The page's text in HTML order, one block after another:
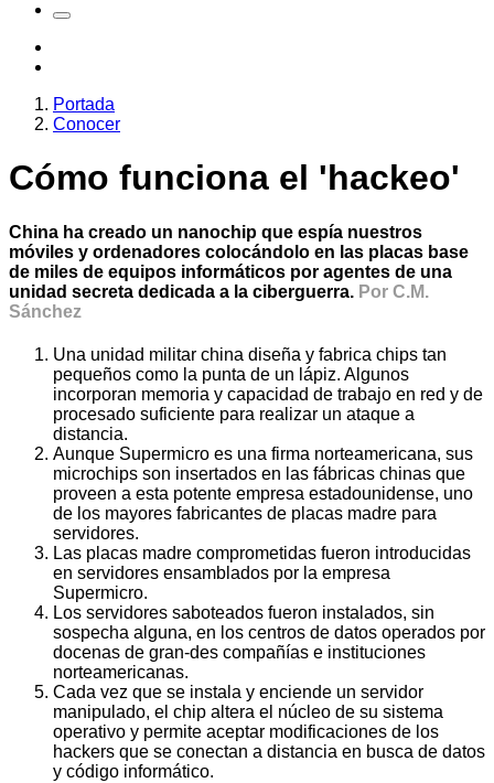
Portada
Conocer
Cómo funciona el 'hackeo'
China ha creado un nanochip que espía nuestros
móviles y ordenadores colocándolo en las placas base
de miles de equipos informáticos por agentes de una
unidad secreta dedicada a la ciberguerra. Por C.M.
Sánchez
Una unidad militar china diseña y fabrica chips tan
pequeños como la punta de un lápiz. Algunos
incorporan memoria y capacidad de trabajo en red y de
procesado suficiente para realizar un ataque a
distancia.
Aunque Supermicro es una firma norteamericana, sus
microchips son insertados en las fábricas chinas que
proveen a esta potente empresa estadounidense, uno
de los mayores fabricantes de placas madre para
servidores.
Las placas madre comprometidas fueron introducidas
en servidores ensamblados por la empresa
Supermicro.
Los servidores saboteados fueron instalados, sin
sospecha alguna, en los centros de datos operados por
docenas de gran-des compañías e instituciones
norteamericanas.
Cada vez que se instala y enciende un servidor
manipulado, el chip altera el núcleo de su sistema
operativo y permite aceptar modificaciones de los
hackers que se conectan a distancia en busca de datos
y código informático.